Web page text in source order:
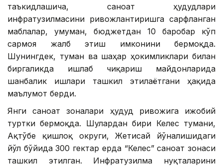
таъкидлашича, саноат ҳудудлари
инфратузилмасини ривожлантиришга сарфланган
маблағлар, умуман, бюджетдан 10 баробар кўп
сармоя жалб этиш имконини бермоқда.
Шунингдек, туман ва шаҳар ҳокимликлари билан
биргаликда ишлаб чиқариш майдонларида
шанбалик ишлари ташкил этилаётгани ҳақида
маълумот берди.
Янги саноат зоналари ҳудуд ривожига ижобий
туртки бермоқда. Шулардан бири Келес тумани,
Ақтўбе қишлоқ округи, Жетисай йўналишидаги
йўл бўйида 300 гектар ерда “Келес” саноат зонаси
ташкил этилган. Инфратузилма нуқталарини